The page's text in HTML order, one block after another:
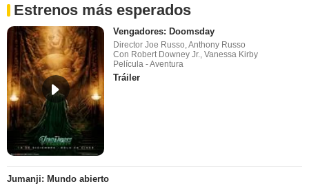
Estrenos más esperados
Vengadores: Doomsday
Director Joe Russo, Anthony Russo
Con Robert Downey Jr., Vanessa Kirby
Película - Aventura
Tráiler
Jumanji: Mundo abierto